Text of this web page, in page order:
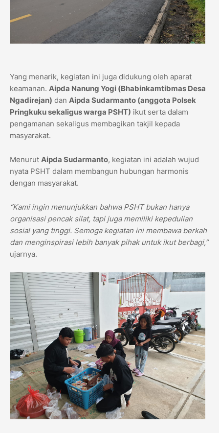
Yang menarik, kegiatan ini juga didukung oleh aparat
keamanan. Aipda Nanung Yogi (Bhabinkamtibmas Desa
Ngadirejan) dan Aipda Sudarmanto (anggota Polsek
Pringkuku sekaligus warga PSHT) ikut serta dalam
pengamanan sekaligus membagikan takjil kepada
masyarakat.
Menurut Aipda Sudarmanto, kegiatan ini adalah wujud
nyata PSHT dalam membangun hubungan harmonis
dengan masyarakat.
“Kami ingin menunjukkan bahwa PSHT bukan hanya
organisasi pencak silat, tapi juga memiliki kepedulian
sosial yang tinggi. Semoga kegiatan ini membawa berkah
dan menginspirasi lebih banyak pihak untuk ikut berbagi,”
ujarnya.